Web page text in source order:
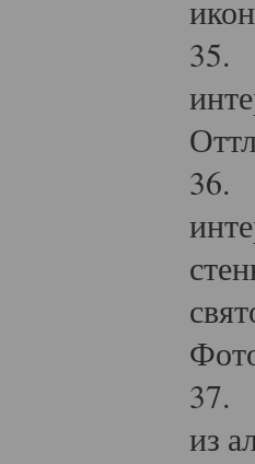
35.
36.
37.
из